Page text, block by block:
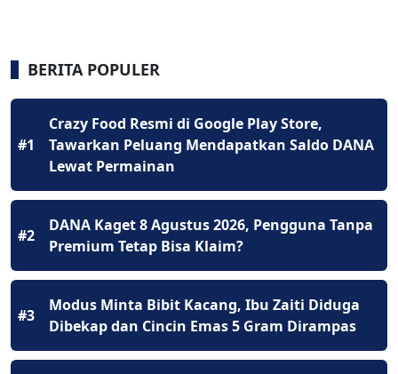
BERITA POPULER
#1
Crazy Food Resmi di Google Play Store,
Tawarkan Peluang Mendapatkan Saldo DANA
Lewat Permainan
#2
DANA Kaget 8 Agustus 2026, Pengguna Tanpa
Premium Tetap Bisa Klaim?
#3
Modus Minta Bibit Kacang, Ibu Zaiti Diduga
Dibekap dan Cincin Emas 5 Gram Dirampas